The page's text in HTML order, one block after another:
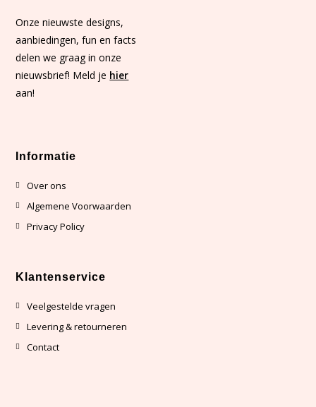
Onze nieuwste designs,
aanbiedingen, fun en facts
delen we graag in onze
nieuwsbrief! Meld je hier
aan!
Informatie
Over ons
Algemene Voorwaarden
Privacy Policy
Klantenservice
Veelgestelde vragen
Levering & retourneren
Contact